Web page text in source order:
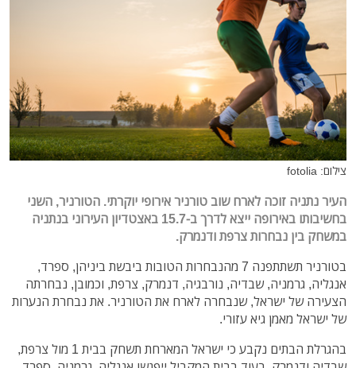
צילום: fotolia
העיר נתניה זוכה לארח שוב טורניר אירופי יוקרתי. הטורניר, השני
בחשיבותו באירופה ייצא לדרך ב-15.7 באצטדיון העירוני בנתניה
במשחק בין נבחרות צרפת ודנמרק.
בטורניר תשתתפנה 7 מהנבחרות הטובות ביבשת ביניהן, ספרד,
אנגליה, גרמניה, שבדיה, נורבגיה, דנמרק, צרפת, וכמובן, נבחרתה
הצעירה של ישראל, שנבחרה לארח את הטורניר. את נבחרת הנערות
של ישראל מאמן גיא עזורי.
בהגרלת הבתים נקבע כי ישראל המארחת תשחק בבית 1 מול צרפת,